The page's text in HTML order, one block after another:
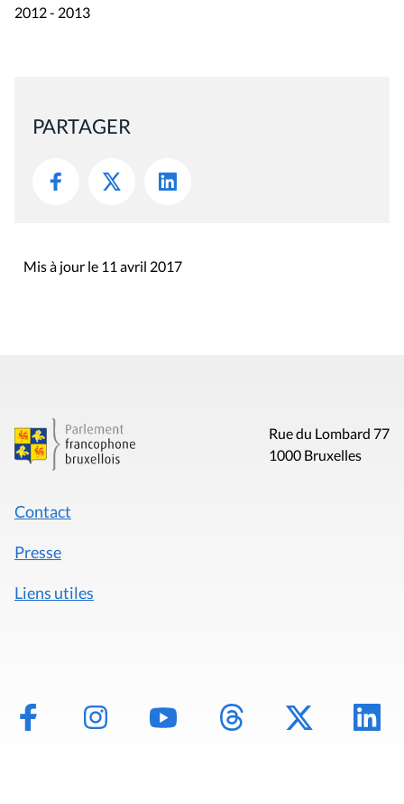
2012 - 2013
PARTAGER
Mis à jour le 11 avril 2017
Rue du Lombard 77
1000 Bruxelles
Contact
Presse
Liens utiles